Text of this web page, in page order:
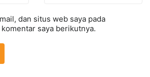
dan situs web saya pada
saya berikutnya.